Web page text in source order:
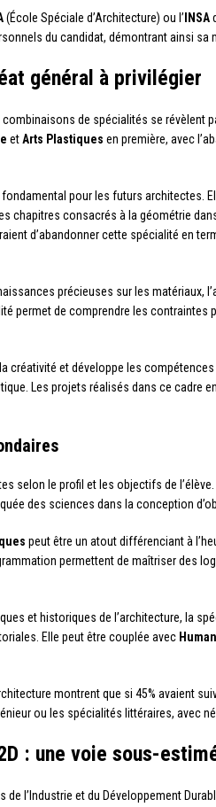
(École Spéciale d’Architecture) ou l’ INSA
du candidat, démontrant ainsi sa
général à privilégier
de spécialités se
etArts Plastiques en première, avec
pour les futurs architectes.
chapitres consacrés à la géométrie
d’abandonner cette spécialité en
précieuses sur les matériaux,
permet de comprendre les
créativité et développe les
Les projets réalisés dans ce
selon le profil et les objectifs de
des sciences dans la conception
peut être un atout différenciant à
permettent de maîtriser des
et historiques de l’architecture, la
Elle peut être couplée avec
montrent que si 45% avaient
ou les spécialités littéraires, avec
: une voie sous-
de l’Industrie et du Développement